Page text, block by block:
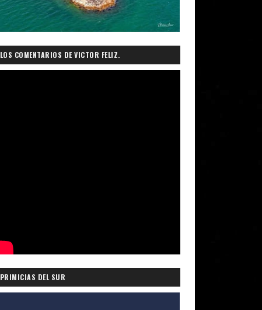
LOS COMENTARIOS DE VICTOR FELIZ.
PRIMICIAS DEL SUR